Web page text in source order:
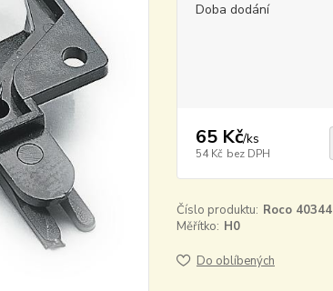
Doba dodání
65 Kč/ks
54 Kč bez DPH
Číslo produktu: Roco 40344
Měřítko: H0
Do oblíbených